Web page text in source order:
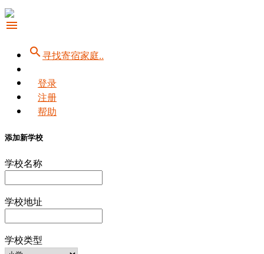
menu
search寻找寄宿家庭..
登录
注册
帮助
添加新学校
学校名称
学校地址
学校类型